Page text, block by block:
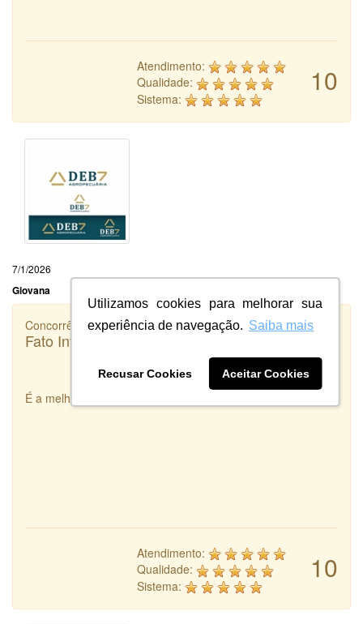
Utilizamos cookies para melhorar sua
experiência de navegação. Saiba mais
Recusar Cookies Aceitar Cookies
10
Atendimento:
Qualidade:
Sistema:
7/1/2026
Giovana
Concorrência
Fato Inteligência
É a melhor integradora de Designers que existe!
10
Atendimento:
Qualidade:
Sistema: